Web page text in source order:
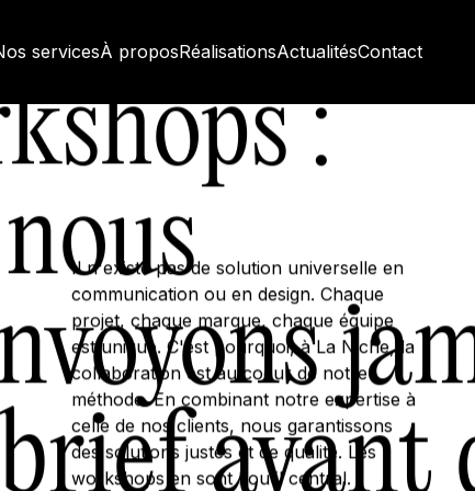
servicesÀ proposRéalisationsActualitésContact
:
brief avant
Il n'existe pas de solution universelle en
communication ou en design. Chaque
projet, chaque marque, chaque équipe
est unique. C'est pourquoi, à La Niche, la
collaboration est au coeur de notre
méthode. En combinant notre expertise à
celle de nos clients, nous garantissons
des solutions justes et de qualité. Les
workshops en sont l'outil central.